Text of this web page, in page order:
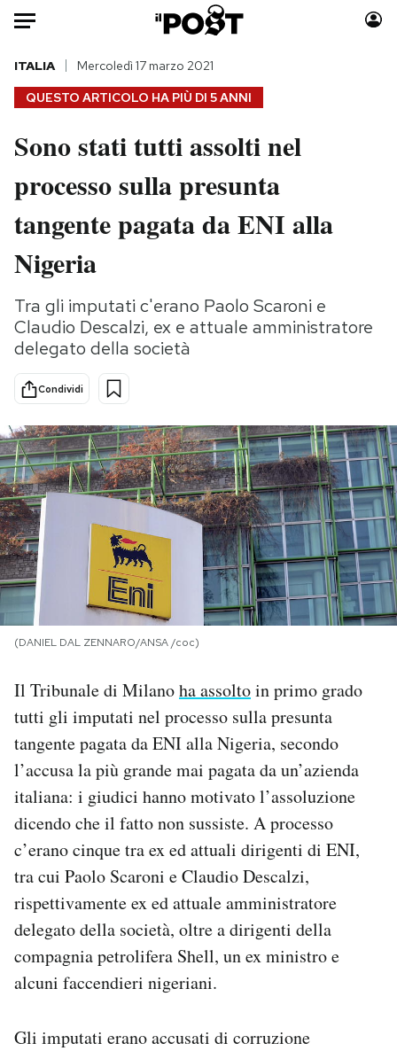
Auto
HOME
Italia
Politica
Tecnologia
Scienza
Cultura
Economia
Sport
Moda
Consumismi
Storie/Idee
Europa
Altrecose
PODCAST
NEWSLETTER
I MIEI PREFERITI
AREA PERSONALE
Area Personale
Newsletter
Notifiche mobile
Regala il Post
Hai bisogno di aiuto?
Esci
QUESTO ARTICOLO HA PIÙ DI 5 ANNI
ITALIA Mercoledì 17 marzo 2021
Sono stati tutti assolti nel
processo sulla presunta
tangente pagata da ENI alla
Nigeria
Tra gli imputati c'erano Paolo Scaroni e
Claudio Descalzi, ex e attuale amministratore
delegato della società
Condividi
(DANIEL DAL ZENNARO/ANSA /coc)
Il Tribunale di Milanoha assoltoin primo grado
tutti gli imputati nel processo sulla presunta
tangente pagata da ENI alla Nigeria, secondo
l’accusa la più grande mai pagata da un’azienda
italiana: i giudici hanno motivato l’assoluzione
dicendo che il fatto non sussiste. A processo
c’erano cinque tra ex ed attuali dirigenti di ENI,
tra cui Paolo Scaroni e Claudio Descalzi,
rispettivamente ex ed attuale amministratore
delegato della società, oltre a dirigenti della
compagnia petrolifera Shell, un ex ministro e
alcuni faccendieri nigeriani.
Gli imputati erano accusati di corruzione